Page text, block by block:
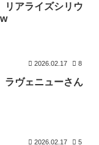
リアライズシリウ
2026.02.17 8
ラヴェニューさん
2026.02.17 5